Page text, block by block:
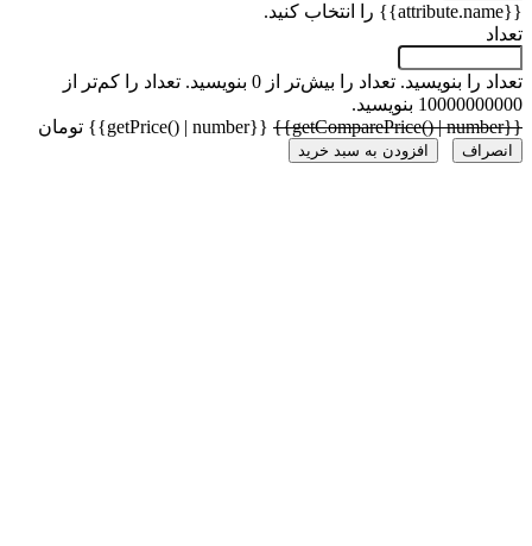
را بنویسید.تعداد را بیش‌تر از 0 بنویسید.
تعداد را کم‌تر از
بنویسید.
{{getPrice() | number}} تومان
افزودن به سبد خرید